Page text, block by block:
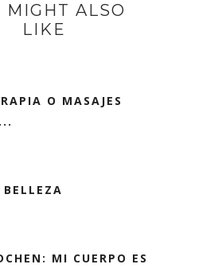
MIGHT ALSO
LIKE
O MASAJES
MI CUERPO ES